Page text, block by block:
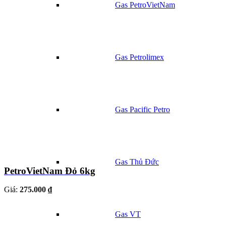
Gas PetroVietNam
Gas Petrolimex
Gas Pacific Petro
Gas Thủ Đức
Gas VT
PetroVietNam Đỏ 6kg
Giá: 275.000 ₫